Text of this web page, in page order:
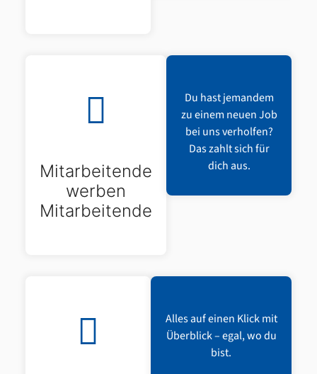
Mitarbeitende
werben
Mitarbeitende
Du hast jemandem
zu einem neuen Job
bei uns verholfen?
Das zahlt sich für
dich aus.
Alles auf einen Klick mit
Überblick – egal, wo du
bist.